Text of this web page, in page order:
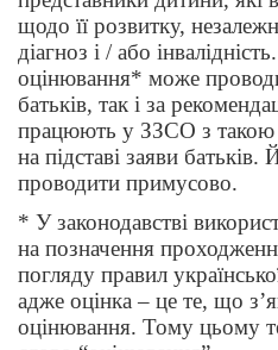
щодо її розвитку,
діагноз і / або
оцінювання* може
батьків, так і за
працюють у ЗЗСО з
на підставі заяви
проводити примусово.
* У законодавстві
на позначення
погляду правил
адже оцінка – це те, що
оцінювання. Тому цьому